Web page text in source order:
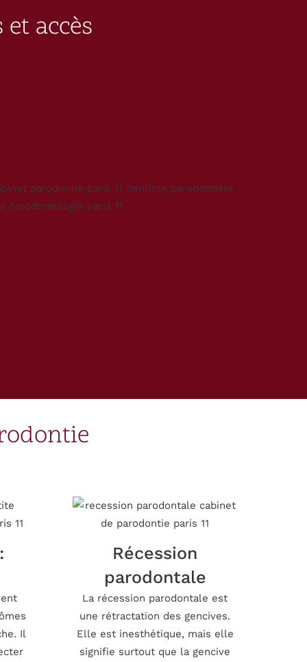
accès
Il
Récession
parodontale
La récession parodontale est
une rétractation des gencives.
Elle est inesthétique, mais elle
signifie surtout que la gencive